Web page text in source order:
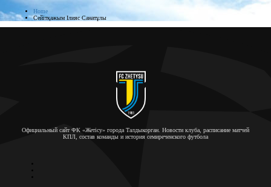
Home
Сейітқажым Ілияс Санатұлы
Официальный сайт ФК «Жетісу» города Талдыкорган. Новости клуба, расписание матчей
КПЛ, состав команды и история семиреченского футбола